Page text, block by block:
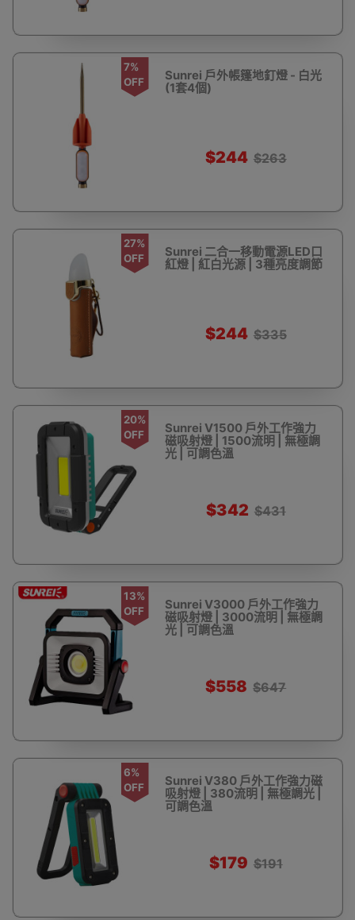
7%
OFF
Sunrei 戶外帳篷地釘燈 - 白光
(1套4個)
$244 $263
27%
OFF
Sunrei 二合一移動電源LED口
紅燈 | 紅白光源 | 3種亮度調節
$244 $335
20%
OFF
Sunrei V1500 戶外工作強力
磁吸射燈 | 1500流明 | 無極調
光 | 可調色溫
$342 $431
13%
OFF
Sunrei V3000 戶外工作強力
磁吸射燈 | 3000流明 | 無極調
光 | 可調色溫
$558 $647
6%
OFF
Sunrei V380 戶外工作強力磁
吸射燈 | 380流明 | 無極調光 |
可調色溫
$179 $191